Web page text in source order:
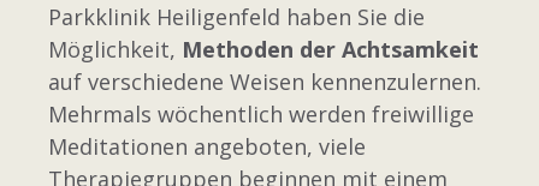
Parkklinik Heiligenfeld haben Sie die
Möglichkeit, Methoden der Achtsamkeit
auf verschiedene Weisen kennenzulernen.
Mehrmals wöchentlich werden freiwillige
Meditationen angeboten, viele
Therapiegruppen beginnen mit einem